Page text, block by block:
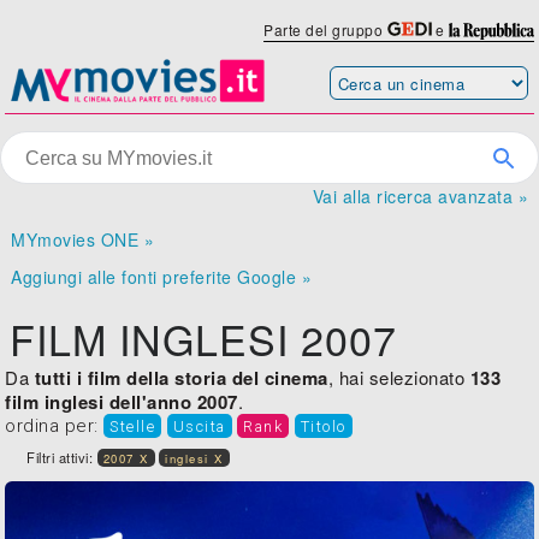
Parte del gruppo e
Vai alla ricerca avanzata »
MYmovies ONE »
Aggiungi alle fonti preferite Google »
FILM INGLESI 2007
Da tutti i film della storia del cinema, hai selezionato 133
film inglesi dell'anno 2007.
ordina per: Stelle Uscita Rank Titolo
Filtri attivi: 2007 X inglesi X